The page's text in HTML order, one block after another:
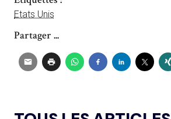
Etats Unis
Partager ...